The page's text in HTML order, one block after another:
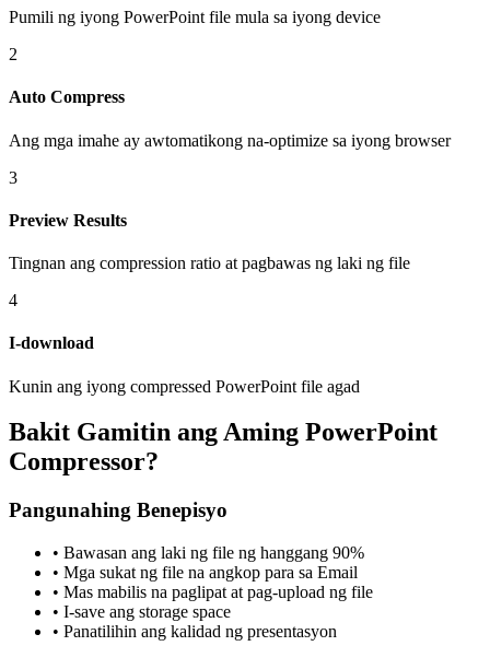
Pumili ng iyong PowerPoint file mula sa iyong device
2
Auto Compress
Ang mga imahe ay awtomatikong na-optimize sa iyong browser
3
Preview Results
Tingnan ang compression ratio at pagbawas ng laki ng file
4
I-download
Kunin ang iyong compressed PowerPoint file agad
Bakit Gamitin ang Aming PowerPoint
Compressor?
Pangunahing Benepisyo
• Bawasan ang laki ng file ng hanggang 90%
• Mga sukat ng file na angkop para sa Email
• Mas mabilis na paglipat at pag-upload ng file
• I-save ang storage space
• Panatilihin ang kalidad ng presentasyon